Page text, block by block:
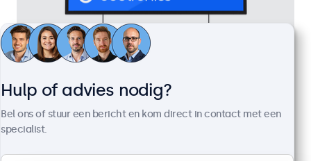
32 Inch Monitor Metaal
100+ stuks beschikbaar
Hulp of advies nodig?
Bel ons of stuur een bericht en kom direct in contact met een
specialist.